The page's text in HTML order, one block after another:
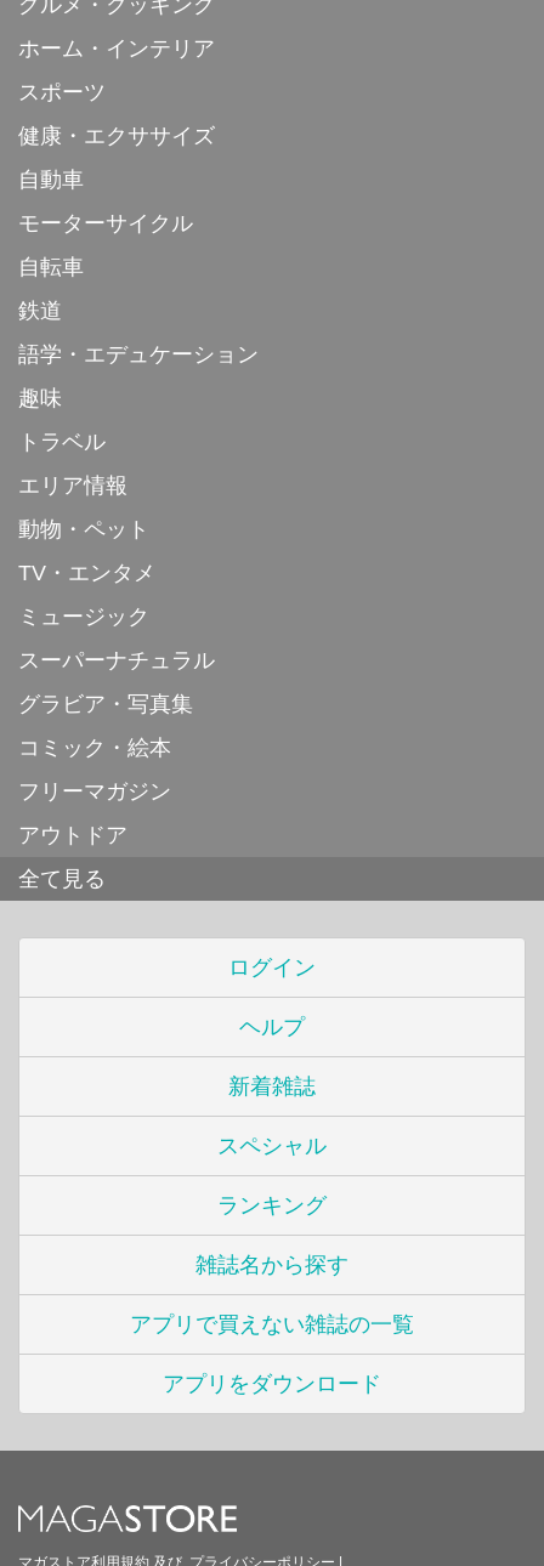
ホーム・インテリア
スポーツ
健康・エクササイズ
自動車
モーターサイクル
自転車
鉄道
語学・エデュケーション
趣味
トラベル
エリア情報
動物・ペット
TV・エンタメ
ミュージック
スーパーナチュラル
グラビア・写真集
コミック・絵本
フリーマガジン
アウトドア
全て見る
ログイン
ヘルプ
新着雑誌
スペシャル
ランキング
雑誌名から探す
アプリで買えない雑誌の一覧
アプリをダウンロード